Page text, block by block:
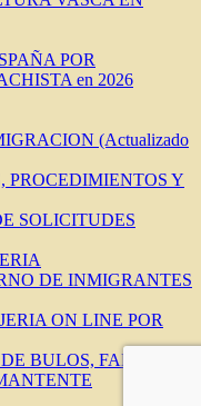
POR
en 2026
(Actualizado
PROCEDIMIENTOS Y
SOLICITUDES
DE INMIGRANTES
ON LINE POR
BULOS, FAKES,